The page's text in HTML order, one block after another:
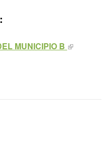
MUNICIPIO B